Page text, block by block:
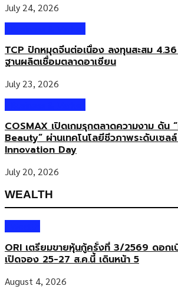
July 24, 2026
TCP ปักหมุดจีนต่อเนื่อง ลงทุนสะสม
ฐานผลิตเชื่อมตลาดอาเซียน
July 23, 2026
COSMAX เปิดเกมรุกตลาดความงาม ดัน
Beauty” ผ่านเทคโนโลยีชีวภาพระดับเซล
Innovation Day
July 20, 2026
WEALTH
ORI เตรียมขายหุ้นกู้ครั้งที่ 3/2569 ดอก
เปิดจอง 25-27 ส.ค.นี้ เดินหน้า 5
August 4, 2026